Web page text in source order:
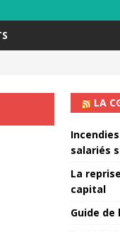
LA
salariés
La
capital
Guide